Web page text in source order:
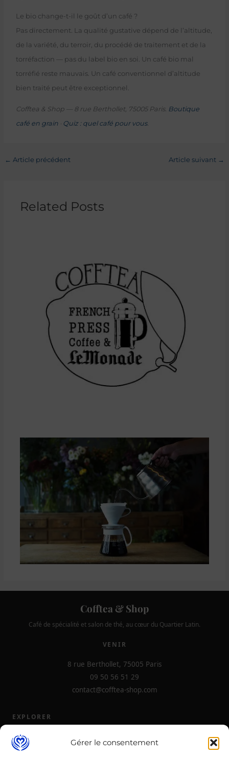
Gérer le consentement
Le bio change-t-il le goût d’un café ?
Pas directement. La qualité gustative dépend de l’altitude,
de la variété, du terroir, du procédé de traitement et de la
torréfaction — pas du label bio en soi. Un café bio mal
torréfié reste mauvais. Un café conventionnel d’altitude
bien traité peut être exceptionnel.
Cofftea & Shop — 8 rue Berthollet, 75005 Paris. Boutique
café en grain· Quiz : quel café pour vous.
← Article précédent Article suivant →
Related Posts
Cofftea & Shop
Café de spécialité et salon de thé, au cœur du Quartier Latin.
VENIR
8 rue Berthollet, 75005 Paris
09 50 56 51 29
contact@cofftea-shop.com
EXPLORER
La carte
Boutique